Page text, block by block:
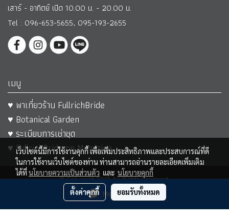
Message Us
เสาร์ - อาทิตย์ เปิด 10.00 น. - 20.00 น.
Tel : 096-653-5655, 095-193-2655
เมนู
♥ พาเที่ยวร้าน FullrichBride
♥ Botanical Garden
♥ ระเบียบการเช่าชุด
♥ FullrichBride on Magazine
© Copyright 2017 All Rights Reserved.
เว็บไซต์นี้มีการใช้งานคุกกี้ เพื่อเพิ่มประสิทธิภาพและประสบการณ์ที่ดี
ในการใช้งานเว็บไซต์ของท่าน ท่านสามารถอ่านรายละเอียดเพิ่มเติม
ได้ที่นโยบายความเป็นส่วนตัว และ นโยบายคุกกี้
ตั้งค่าคุกกี้ ยอมรับทั้งหมด